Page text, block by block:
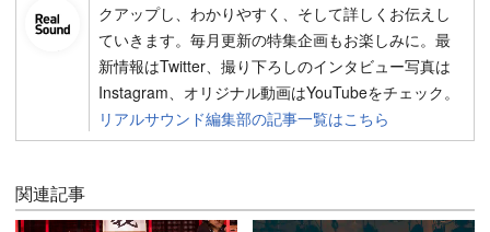
クアップし、わかりやすく、そして詳しくお伝えし
ていきます。毎月更新の特集企画もお楽しみに。最
新情報はTwitter、撮り下ろしのインタビュー写真は
Instagram、オリジナル動画はYouTubeをチェック。
リアルサウンド編集部の記事一覧はこちら
関連記事